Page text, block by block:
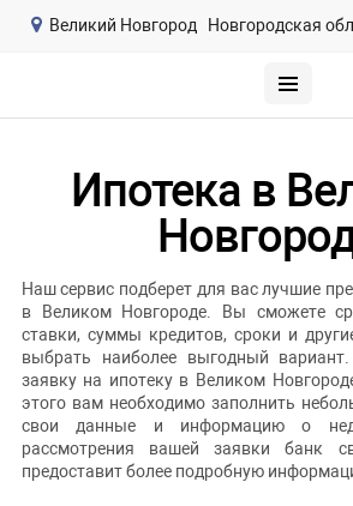
Великий Новгород Новгородская
Ипотека в
Наш сервис подберет для вас лучшие
в Великом Новгороде. Вы сможете
ставки, суммы кредитов, сроки и
выбрать наиболее выгодный
заявку на ипотеку в Великом
этого вам необходимо заполнить
свои данные и информацию о
рассмотрения вашей заявки банк
предоставит более подробную